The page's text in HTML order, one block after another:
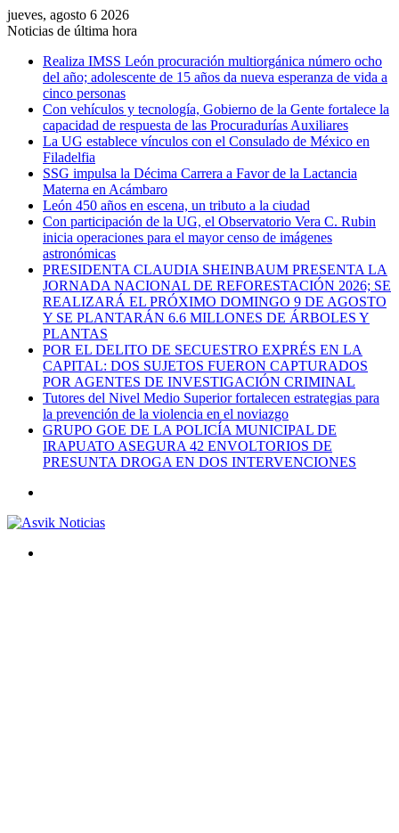
jueves, agosto 6 2026
Noticias de última hora
Realiza IMSS León procuración multiorgánica número ocho
del año; adolescente de 15 años da nueva esperanza de vida a
cinco personas
Con vehículos y tecnología, Gobierno de la Gente fortalece la
capacidad de respuesta de las Procuradurías Auxiliares
La UG establece vínculos con el Consulado de México en
Filadelfia
SSG impulsa la Décima Carrera a Favor de la Lactancia
Materna en Acámbaro
León 450 años en escena, un tributo a la ciudad
Con participación de la UG, el Observatorio Vera C. Rubin
inicia operaciones para el mayor censo de imágenes
astronómicas
PRESIDENTA CLAUDIA SHEINBAUM PRESENTA LA
JORNADA NACIONAL DE REFORESTACIÓN 2026; SE
REALIZARÁ EL PRÓXIMO DOMINGO 9 DE AGOSTO
Y SE PLANTARÁN 6.6 MILLONES DE ÁRBOLES Y
PLANTAS
POR EL DELITO DE SECUESTRO EXPRÉS EN LA
CAPITAL: DOS SUJETOS FUERON CAPTURADOS
POR AGENTES DE INVESTIGACIÓN CRIMINAL
Tutores del Nivel Medio Superior fortalecen estrategias para
la prevención de la violencia en el noviazgo
GRUPO GOE DE LA POLICÍA MUNICIPAL DE
IRAPUATO ASEGURA 42 ENVOLTORIOS DE
PRESUNTA DROGA EN DOS INTERVENCIONES